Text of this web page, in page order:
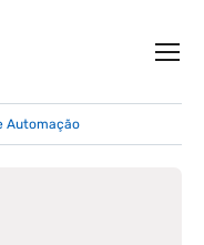
Automação